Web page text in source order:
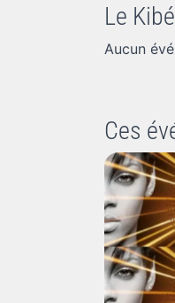
Le
Aucun
Ces